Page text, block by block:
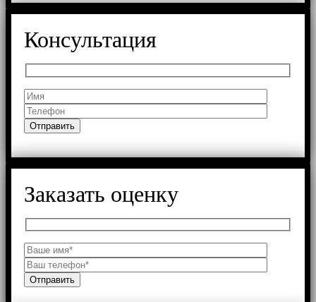
Консультация
Заказать оценку